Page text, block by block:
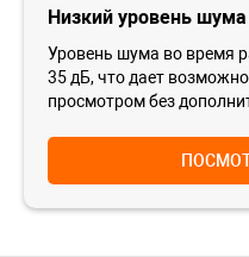
Низкий уровень шума
Уровень шума во время
35 дБ, что дает
просмотром без